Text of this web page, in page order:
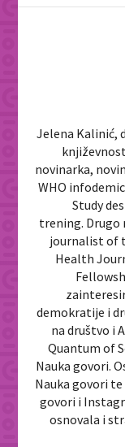
Jelena Kalinić,
novinarka,
WHO
Study
trening. Drugo
journalist of
Health
demokratije i
na društvo i
Quantum of
Nauka govori.
Nauka govori
govori i
osnovala i